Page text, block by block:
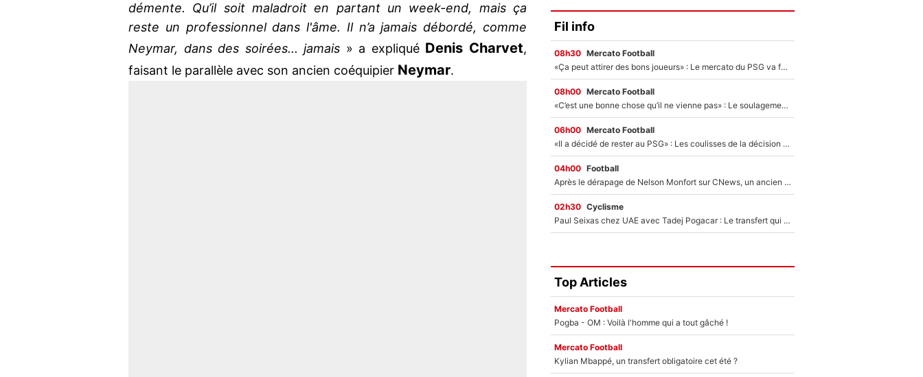
démente. Qu’il soit maladroit en partant un week-end, mais ça
reste un professionnel dans l'âme. Il n’a jamais débordé, comme
Neymar, dans des soirées... jamais » a expliqué Denis Charvet,
faisant le parallèle avec son ancien coéquipier Neymar.
Fil info
08h30 Mercato Football
«Ça peut attirer des bons joueurs» : Le mercato du PSG va faire des victimes dans l'effectif de Luis Enrique ?
08h00 Mercato Football
«C’est une bonne chose qu’il ne vienne pas» : Le soulagement de l'After Foot après le transfert avorté de Yan Diomandé au PSG
06h00 Mercato Football
«Il a décidé de rester au PSG» : Les coulisses de la décision de Lucas Chevalier pour son transfert
04h00 Football
Après le dérapage de Nelson Monfort sur CNews, un ancien journaliste de France Télévisions relance la polémique sur les incendies en Gironde
02h30 Cyclisme
Paul Seixas chez UAE avec Tadej Pogacar : Le transfert qui effraie le peloton, «c’est la pire des choses qui puisse arriver»
Top Articles
Mercato Football
Pogba - OM : Voilà l'homme qui a tout gâché !
Mercato Football
Kylian Mbappé, un transfert obligatoire cet été ?